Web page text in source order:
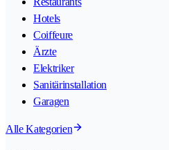
Hotels
Coiffeure
Ärzte
Elektriker
Sanitärinstallation
Garagen
Alle Kategorien